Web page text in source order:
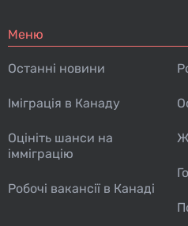
Меню
Останні новини
Іміграція в Канаду
Оцініть шанси на
імміграцію
Робочі вакансії в Канаді